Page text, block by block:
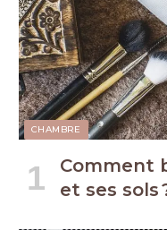
CHAMBRE
Comment
et ses sols